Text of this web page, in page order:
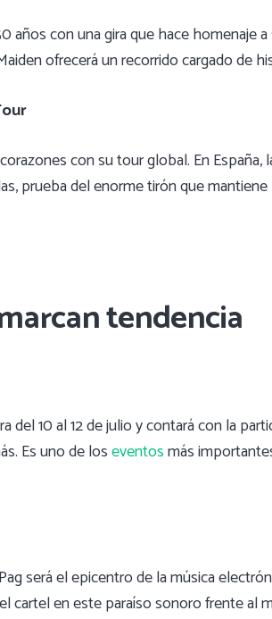
años con una gira que hace homenaje
ofrecerá un recorrido cargado de
con su tour global. En España,
prueba del enorme tirón que
tendencia
del 10 al 12 de julio y contará con la
Es uno de loseventosmás
será el epicentro de la música
cartel en este paraíso sonoro frente al